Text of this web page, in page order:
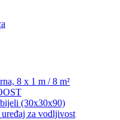
8 x 1 m / 8 m²
(30x30x90)
za vodljivost